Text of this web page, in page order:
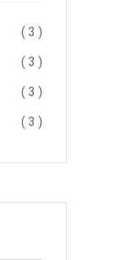
( 3 )
( 3 )
( 3 )
( 3 )